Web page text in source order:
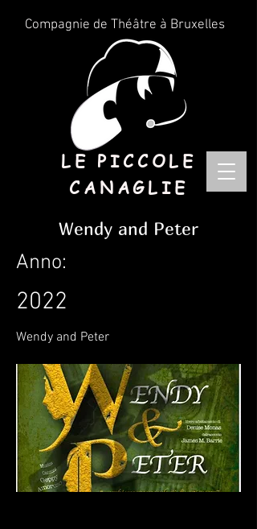
LE PICCOLE
CANAGLIE
Compagnie de Théâtre à Bruxelles
Wendy and Peter
Wendy and Peter
Anno:
2022